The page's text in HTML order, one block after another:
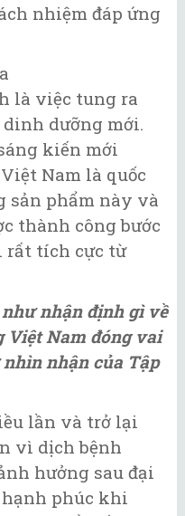
nhiệm đáp ứng
là việc tung ra
dinh dưỡng mới.
kiến mới
Nam là quốc
sản phẩm này và
thành công bước
rất tích cực từ
nhận định gì về
Nam đóng vai
nhận của Tập
lần và trở lại
vì dịch bệnh
hưởng sau đại
phúc khi